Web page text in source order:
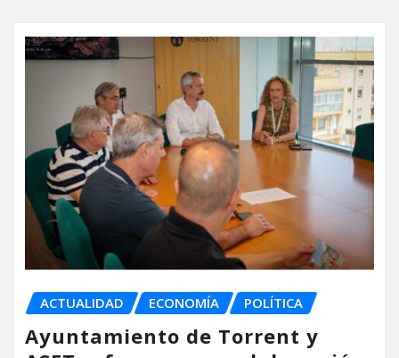
ACTUALIDAD ECONOMÍA POLÍTICA
Ayuntamiento de Torrent y